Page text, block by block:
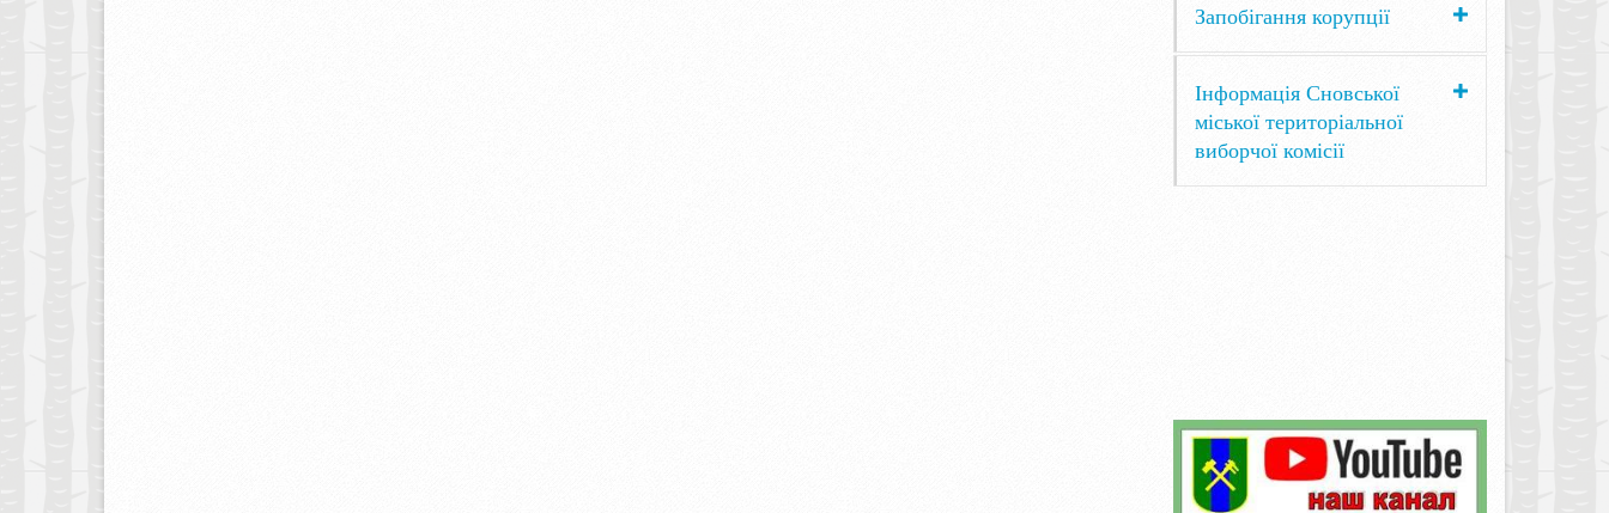
Запобігання корупції
Інформація Сновської
міської територіальної
виборчої комісії